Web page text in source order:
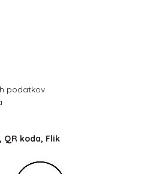
podatkov
QR koda, Flik